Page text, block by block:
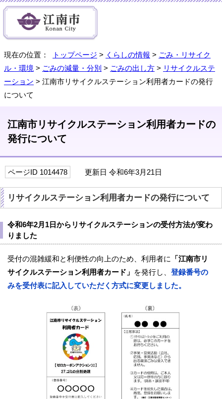
現在の位置： トップページ > くらしの情報 > ごみ・リサイク
ル・環境 > ごみの減量・分別 > ごみの出し方 > リサイクルステ
ーション > 江南市リサイクルステーション利用者カードの発行
について
江南市リサイクルステーション利用者カードの
発行について
ページID 1014478 更新日 令和6年3月21日
リサイクルステーション利用者カードの発行について
令和6年2月1日からリサイクルステーションの受付方法が変わ
りました
受付の混雑緩和と利便性の向上のため、利用者に
「江南市リ
サイクルステーション利用者カード」 を発行し、 登録番号の
みを受付表に記入していただく方式に変更しました。